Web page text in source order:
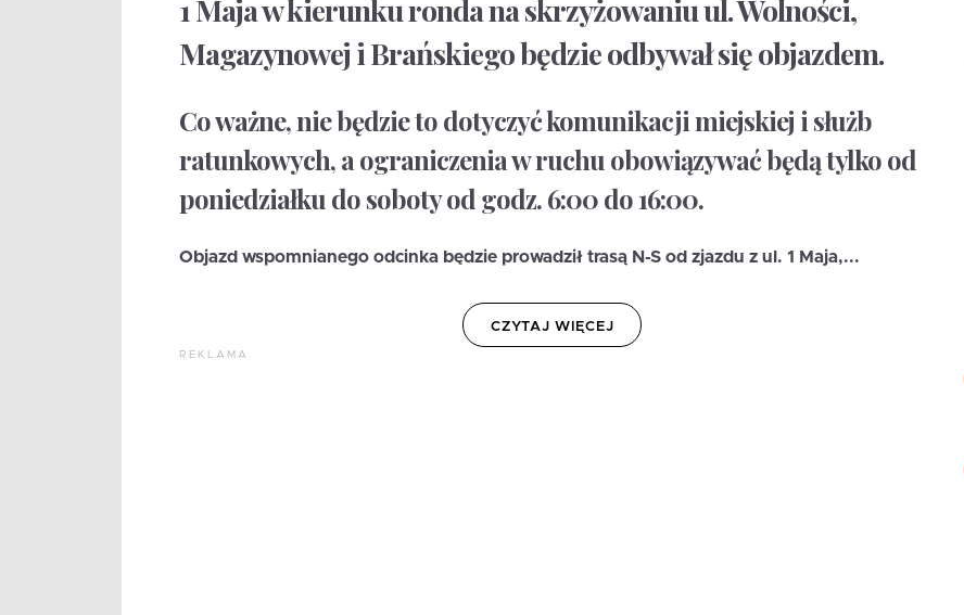
1 Maja w kierunku ronda na skrzyżowaniu ul. Wolności,
Magazynowej i Brańskiego będzie odbywał się objazdem.
Co ważne, nie będzie to dotyczyć komunikacji miejskiej i służb
ratunkowych, a ograniczenia w ruchu obowiązywać będą tylko od
poniedziałku do soboty od godz. 6:00 do 16:00.
Objazd wspomnianego odcinka będzie prowadził trasą N-S od zjazdu z ul. 1 Maja,...
CZYTAJ WIĘCEJ
REKLAMA